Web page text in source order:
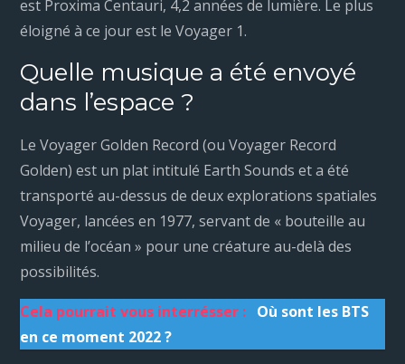
est Proxima Centauri, 4,2 années de lumière. Le plus
éloigné à ce jour est le Voyager 1.
Quelle musique a été envoyé
dans l’espace ?
Le Voyager Golden Record (ou Voyager Record
Golden) est un plat intitulé Earth Sounds et a été
transporté au-dessus de deux explorations spatiales
Voyager, lancées en 1977, servant de « bouteille au
milieu de l’océan » pour une créature au-delà des
possibilités.
Cela pourrait vous interrésser : Où sont les BTS
en ce moment 2022 ?